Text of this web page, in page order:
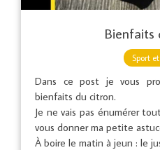
Bienfaits
Sport
Dans ce post je vous
bienfaits du citron.
Je ne vais pas énumérer
vous donner ma petite
À boire le matin à jeun : le